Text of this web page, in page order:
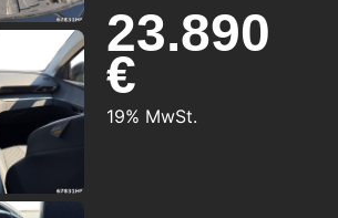
23.890
€
19% MwSt.